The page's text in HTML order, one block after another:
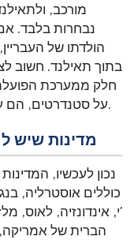
מורכב,
נבחרות בלבד. אם
הולדתו של
בתוך תאילנד. חשוב
חלק ממערכת
על סטנדרטים, הם עדיין מתמודדים עם אתגרים מסוימים.
מדינות שיש
נכון לעכשיו,
כוללים אוסטרליה,
'י, אינדונזיה, לאוס,
הברית של אמריקה,